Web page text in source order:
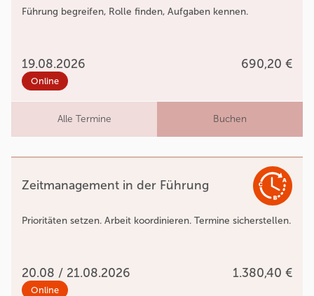
Führung begreifen, Rolle finden, Aufgaben kennen.
19.08.2026 690,20 €
Online
Alle Termine Buchen
Zeitmanagement in der Führung
Prioritäten setzen. Arbeit koordinieren. Termine sicherstellen.
20.08 / 21.08.2026 1.380,40 €
Online